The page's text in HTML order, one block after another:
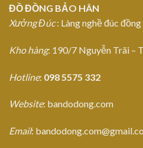
ĐỒ ĐỒNG BẢO HÂN
Xưởng Đúc: Làng nghề đúc
Kho hàng: 190/7 Nguyễn Trãi –
Hotline: 098 5575 332
Website: bandodong.com
Email: